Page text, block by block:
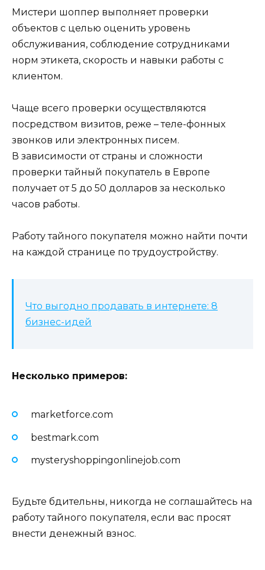
Мистери шоппер выполняет проверки
объектов с целью оценить уровень
обслуживания, соблюдение сотрудниками
норм этикета, скорость и навыки работы с
клиентом.
Чаще всего проверки осуществляются
посредством визитов, реже – теле-фонных
звонков или электронных писем.
В зависимости от страны и сложности
проверки тайный покупатель в Европе
получает от 5 до 50 долларов за несколько
часов работы.
Работу тайного покупателя можно найти почти
на каждой странице по трудоустройству.
Что выгодно продавать в интернете: 8
бизнес-идей
Несколько примеров:
marketforce.com
bestmark.com
mysteryshoppingonlinejob.com
Будьте бдительны, никогда не соглашайтесь на
работу тайного покупателя, если вас просят
внести денежный взнос.